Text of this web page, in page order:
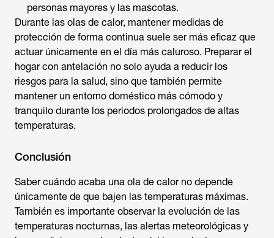
personas mayores y las mascotas.
Durante las olas de calor, mantener medidas de
protección de forma continua suele ser más eficaz que
actuar únicamente en el día más caluroso. Preparar el
hogar con antelación no solo ayuda a reducir los
riesgos para la salud, sino que también permite
mantener un entorno doméstico más cómodo y
tranquilo durante los periodos prolongados de altas
temperaturas.
Conclusión
Sabercuándo acaba una ola de calorno depende
únicamente de que bajen las temperaturas máximas.
También es importante observar la evolución de las
temperaturas nocturnas, las alertas meteorológicas y